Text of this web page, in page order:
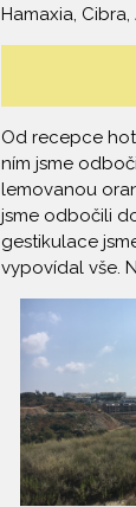
Hamaxia,
Od recepce
ním jsme
lemovanou
jsme odbočili
gestikulace
vypovídal vše.